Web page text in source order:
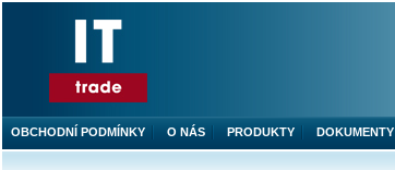
OBCHODNÍ PODMÍNKY O NÁS PRODUKTY DOKUMENTY